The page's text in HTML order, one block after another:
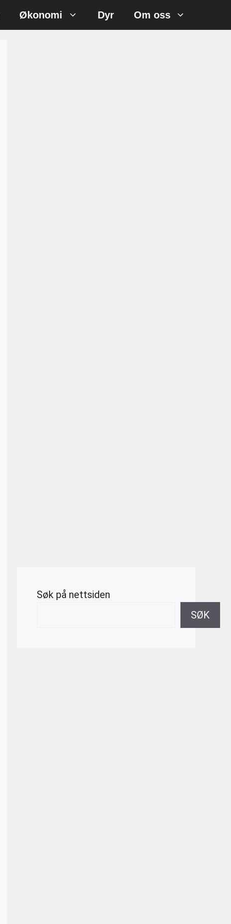
Økonomi Dyr Om oss
Søk på nettsiden
SØK